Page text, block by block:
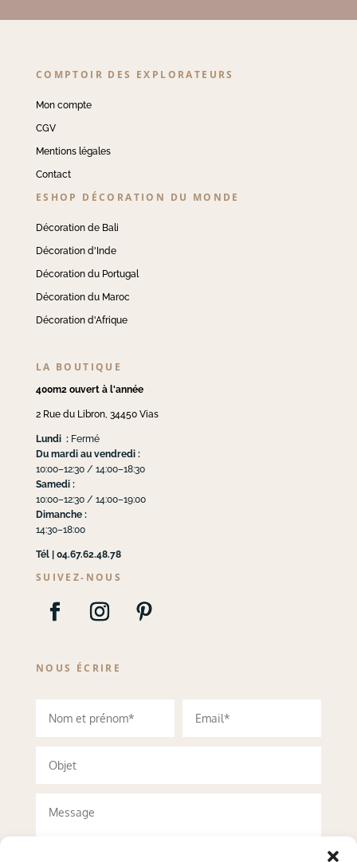
COMPTOIR DES EXPLORATEURS
Mon compte
CGV
Mentions légales
Contact
ESHOP DÉCORATION DU MONDE
Décoration de Bali
Décoration d'Inde
Décoration du Portugal
Décoration du Maroc
Décoration d'Afrique
LA BOUTIQUE
400m2 ouvert à l'année
2 Rue du Libron, 34450 Vias
Lundi :Fermé
Du mardi au vendredi :
10:00–12:30 / 14:00–18:30
Samedi :
10:00–12:30 / 14:00–19:00
Dimanche :
14:30–18:00
Tél | 04.67.62.48.78
SUIVEZ-NOUS
NOUS ÉCRIRE